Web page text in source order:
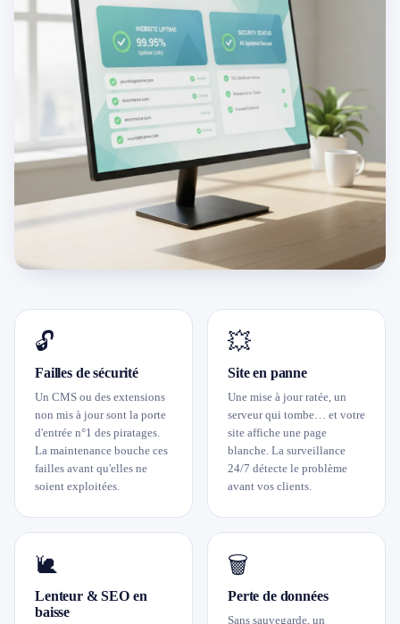
🔓
Failles de sécurité
Un CMS ou des extensions
non mis à jour sont la porte
d'entrée n°1 des piratages.
La maintenance bouche ces
failles avant qu'elles ne
soient exploitées.
💥
Site en panne
Une mise à jour ratée, un
serveur qui tombe… et votre
site affiche une page
blanche. La surveillance
24/7 détecte le problème
avant vos clients.
🐌
Lenteur & SEO en
baisse
🗑️
Perte de données
Sans sauvegarde, un